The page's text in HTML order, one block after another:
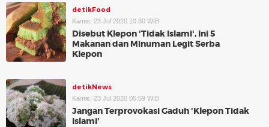
detikFood
Kamis, 23 Jul 2020 10:30 WIB
Disebut Klepon 'Tidak Islami', Ini 5
Makanan dan Minuman Legit Serba
Klepon
detikNews
Kamis, 23 Jul 2020 05:59 WIB
Jangan Terprovokasi Gaduh 'Klepon Tidak
Islami'